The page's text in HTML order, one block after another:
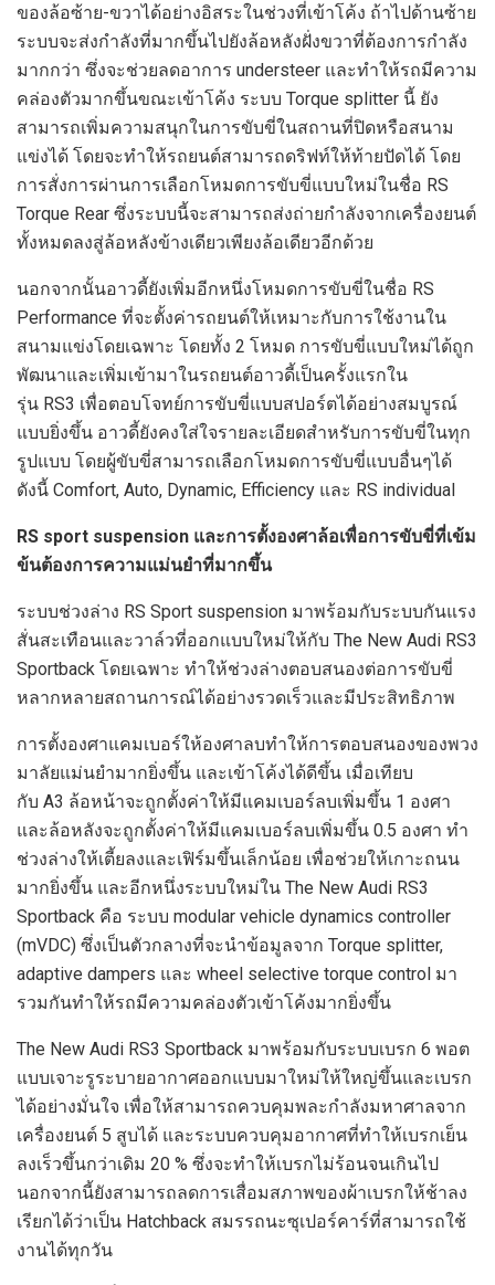
ของล้อซ้าย-ขวาได้อย่างอิสระในช่วงที่เข้าโค้ง ถ้าไปด้านซ้าย
ระบบจะส่งกำลังที่มากขึ้นไปยังล้อหลังฝั่งขวาที่ต้องการกำลัง
มากกว่า ซึ่งจะช่วยลดอาการ understeer และทำให้รถมีความ
คล่องตัวมากขึ้นขณะเข้าโค้ง ระบบ Torque splitter นี้ ยัง
สามารถเพิ่มความสนุกในการขับขี่ในสถานที่ปิดหรือสนาม
แข่งได้ โดยจะทำให้รถยนต์สามารถดริฟท์ให้ท้ายปัดได้ โดย
การสั่งการผ่านการเลือกโหมดการขับขี่แบบใหม่ในชื่อ RS
Torque Rear ซึ่งระบบนี้จะสามารถส่งถ่ายกำลังจากเครื่องยนต์
ทั้งหมดลงสู่ล้อหลังข้างเดียวเพียงล้อเดียวอีกด้วย
นอกจากนั้นอาวดี้ยังเพิ่มอีกหนึ่งโหมดการขับขี่ในชื่อ RS
Performance ที่จะตั้งค่ารถยนต์ให้เหมาะกับการใช้งานใน
สนามแข่งโดยเฉพาะ โดยทั้ง 2 โหมด การขับขี่แบบใหม่ได้ถูก
พัฒนาและเพิ่มเข้ามาในรถยนต์อาวดี้เป็นครั้งแรกใน
รุ่น RS3 เพื่อตอบโจทย์การขับขี่แบบสปอร์ตได้อย่างสมบูรณ์
แบบยิ่งขึ้น อาวดี้ยังคงใส่ใจรายละเอียดสำหรับการขับขี่ในทุก
รูปแบบ โดยผู้ขับขี่สามารถเลือกโหมดการขับขี่แบบอื่นๆได้
ดังนี้ Comfort, Auto, Dynamic, Efficiency และ RS individual
RS sport suspension และการตั้งองศาล้อเพื่อการขับขี่ที่เข้ม
ข้นต้องการความแม่นยำที่มากขึ้น
ระบบช่วงล่าง RS Sport suspension มาพร้อมกับระบบกันแรง
สั่นสะเทือนและวาล์วที่ออกแบบใหม่ให้กับ The New Audi RS3
Sportback โดยเฉพาะ ทำให้ช่วงล่างตอบสนองต่อการขับขี่
หลากหลายสถานการณ์ได้อย่างรวดเร็วและมีประสิทธิภาพ
การตั้งองศาแคมเบอร์ให้องศาลบทำให้การตอบสนองของพวง
มาลัยแม่นยำมากยิ่งขึ้น และเข้าโค้งได้ดีขึ้น เมื่อเทียบ
กับ A3 ล้อหน้าจะถูกตั้งค่าให้มีแคมเบอร์ลบเพิ่มขึ้น 1 องศา
และล้อหลังจะถูกตั้งค่าให้มีแคมเบอร์ลบเพิ่มขึ้น 0.5 องศา ทำ
ช่วงล่างให้เตี้ยลงและเฟิร์มขึ้นเล็กน้อย เพื่อช่วยให้เกาะถนน
มากยิ่งขึ้น และอีกหนึ่งระบบใหม่ใน The New Audi RS3
Sportback คือ ระบบ modular vehicle dynamics controller
(mVDC) ซึ่งเป็นตัวกลางที่จะนำข้อมูลจาก Torque splitter,
adaptive dampers และ wheel selective torque control มา
รวมกันทำให้รถมีความคล่องตัวเข้าโค้งมากยิ่งขึ้น
The New Audi RS3 Sportback มาพร้อมกับระบบเบรก 6 พอต
แบบเจาะรูระบายอากาศออกแบบมาใหม่ให้ใหญ่ขึ้นและเบรก
ได้อย่างมั่นใจ เพื่อให้สามารถควบคุมพละกำลังมหาศาลจาก
เครื่องยนต์ 5 สูบได้ และระบบควบคุมอากาศที่ทำให้เบรกเย็น
ลงเร็วขึ้นกว่าเดิม 20 % ซึ่งจะทำให้เบรกไม่ร้อนจนเกินไป
นอกจากนี้ยังสามารถลดการเสื่อมสภาพของผ้าเบรกให้ช้าลง
เรียกได้ว่าเป็น Hatchback สมรรถนะซุเปอร์คาร์ที่สามารถใช้
งานได้ทุกวัน